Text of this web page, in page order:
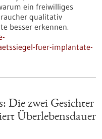
ein freiwilliges
qualitativ
besser erkennen.
fuer-implantate-
Die zwei Gesichter
Überlebensdauer